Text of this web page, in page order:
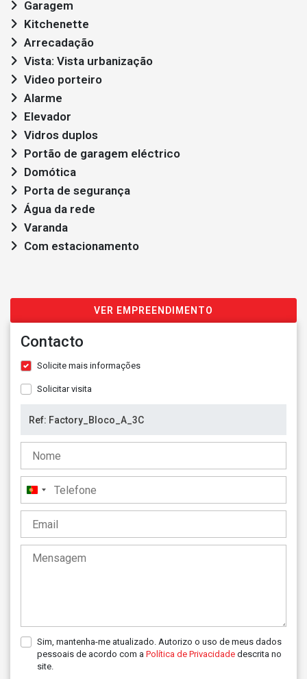
Garagem
Kitchenette
Arrecadação
Vista: Vista urbanização
Video porteiro
Alarme
Elevador
Vidros duplos
Portão de garagem eléctrico
Domótica
Porta de segurança
Água da rede
Varanda
Com estacionamento
VER EMPREENDIMENTO
Contacto
Solicite mais informações
Solicitar visita
Portugal
+351
Sim, mantenha-me atualizado. Autorizo o uso de meus dados
pessoais de acordo com a Política de Privacidade descrita no
site.